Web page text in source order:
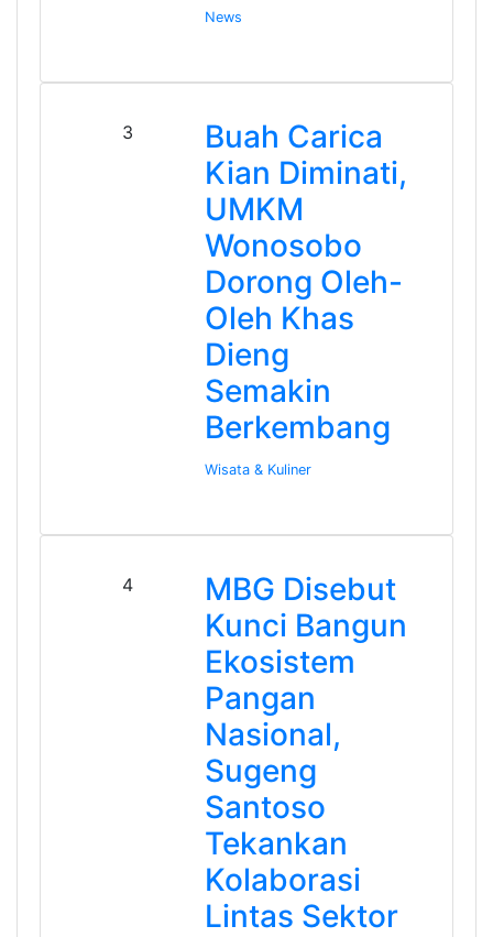
News
3
Buah Carica
Kian Diminati,
UMKM
Wonosobo
Dorong Oleh-
Oleh Khas
Dieng
Semakin
Berkembang
Wisata & Kuliner
4
MBG Disebut
Kunci Bangun
Ekosistem
Pangan
Nasional,
Sugeng
Santoso
Tekankan
Kolaborasi
Lintas Sektor